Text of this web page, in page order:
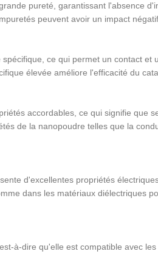
pureté, garantissant l'absence
peuvent avoir un impact
ce qui permet un contact
élevée améliore l'efficacité du
accordables, ce qui signifie que
de la nanopoudre telles que la
d'excellentes propriétés
dans les matériaux diélectriques
à-dire qu'elle est compatible avec